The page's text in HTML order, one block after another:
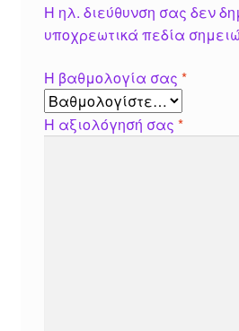
Η ηλ. διεύθυνση σας δεν
υποχρεωτικά πεδία
Η βαθμολογία σας *
Η αξιολόγησή σας *